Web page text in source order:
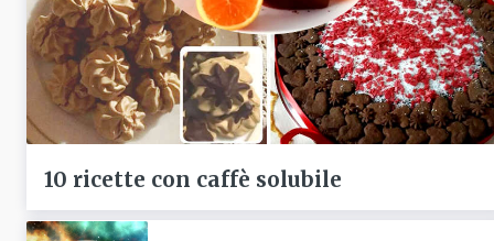
10 ricette con caffè solubile